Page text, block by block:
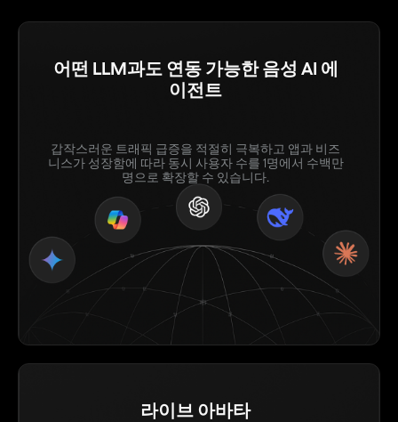
어떤 LLM과도 연동 가능한 음성 AI 에
이전트
갑작스러운 트래픽 급증을 적절히 극복하고 앱과 비즈
니스가 성장함에 따라 동시 사용자 수를 1명에서 수백만
명으로 확장할 수 있습니다.
라이브 아바타